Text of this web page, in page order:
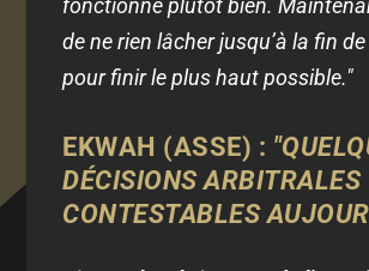
fonctionne plutôt bien.
de ne rien lâcher jusqu’à la fin
pour finir le plus haut possible."
EKWAH (ASSE) :
DÉCISIONS ARBITRALES
CONTESTABLES